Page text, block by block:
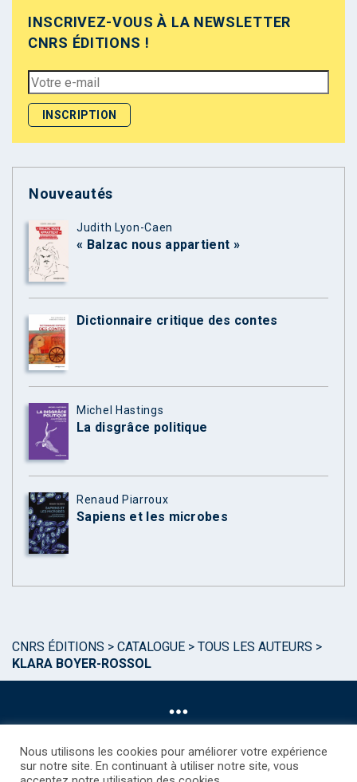
INSCRIVEZ-VOUS À LA NEWSLETTER
CNRS ÉDITIONS !
Nouveautés
Judith Lyon-Caen
« Balzac nous appartient »
Dictionnaire critique des contes
Michel Hastings
La disgrâce politique
Renaud Piarroux
Sapiens et les microbes
CNRS ÉDITIONS > CATALOGUE > TOUS LES AUTEURS >
KLARA BOYER-ROSSOL
Nous utilisons les cookies pour améliorer votre expérience
sur notre site. En continuant à utiliser notre site, vous